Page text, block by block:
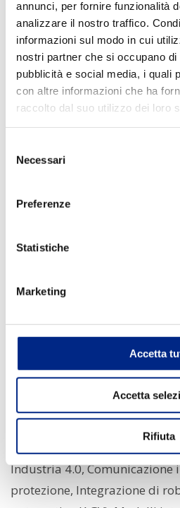
annunci, per fornire funzionalità
analizzare il nostro traffico.
informazioni sul modo in cui
nostri partner che si occupano di
pubblicità e social media, i quali
con altre informazioni che ha
raccolto dal suo utilizzo dei loro
delNecessari
Preferenze
Statistiche
Marketing
Accetta
Accetta
Rifiuta
Alfavert, motori monofase.
Stand 625
Fiera SPS
Production
espositori.
Un evento per
dell'automazione
Un'occasione per avviare
massimi esperti del
Motori, infrastrutture
sensori, comunicazione
tecnologia di interfaccia,
Questi i principali settori
prodotti
Industria 4.0, Comunicazione
protezione, Integrazione di